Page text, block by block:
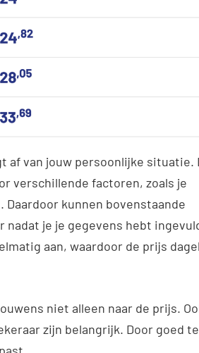
af van jouw persoonlijke situatie.
verschillende factoren, zoals je
kunnen bovenstaande
je je gegevens hebt
aan, waardoor de prijs
niet alleen naar de prijs.
zijn belangrijk. Door goed te